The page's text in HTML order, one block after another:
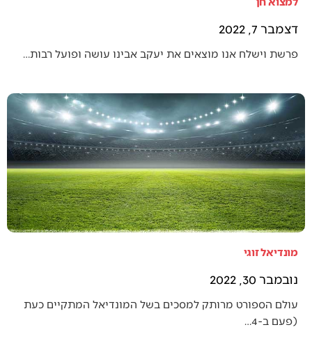
דצמבר 7, 2022
פרשת וישלח אנו מוצאים את יעקב אבינו עושה ופועל רבות…
מונדיאל זוגי
נובמבר 30, 2022
עולם הספורט מרותק למסכים בשל המונדיאל המתקיים כעת
(פעם ב-4…